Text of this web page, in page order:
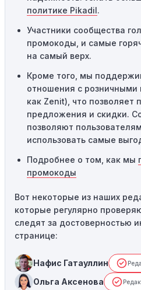
Технические сбои:
привести к
таких случаях следует
службу поддержки.
политике Pikadil.
Участники сообщества
промокоды, и самые
на самый верх.
Кроме того, мы
отношения с
как Zenit), что позволяет
предложения и скидки.
позволяют
использовать самые
Подробнее о том, как мы
промокоды
Вот некоторые из наших
которые регулярно
следят за достоверностью
странице:
Нафис Гатауллин
Ольга Аксенова